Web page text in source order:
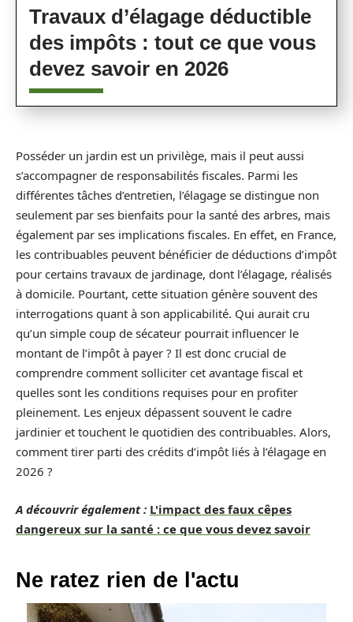
Travaux d’élagage déductible
des impôts : tout ce que vous
devez savoir en 2026
Posséder un jardin est un privilège, mais il peut aussi
s’accompagner de responsabilités fiscales. Parmi les
différentes tâches d’entretien, l’élagage se distingue non
seulement par ses bienfaits pour la santé des arbres, mais
également par ses implications fiscales. En effet, en France,
les contribuables peuvent bénéficier de déductions d’impôt
pour certains travaux de jardinage, dont l’élagage, réalisés
à domicile. Pourtant, cette situation génère souvent des
interrogations quant à son applicabilité. Qui aurait cru
qu’un simple coup de sécateur pourrait influencer le
montant de l’impôt à payer ? Il est donc crucial de
comprendre comment solliciter cet avantage fiscal et
quelles sont les conditions requises pour en profiter
pleinement. Les enjeux dépassent souvent le cadre
jardinier et touchent le quotidien des contribuables. Alors,
comment tirer parti des crédits d’impôt liés à l’élagage en
2026 ?
A découvrir également : L'impact des faux cêpes
dangereux sur la santé : ce que vous devez savoir
Ne ratez rien de l'actu